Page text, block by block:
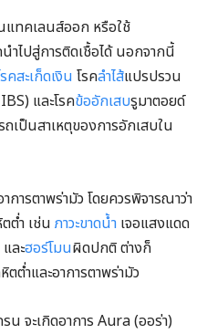
ทคเลนส์ออก หรือใช้
ำไปสู่การติดเชื้อได้ นอกจากนี้
คสะเก็ดเงิน โรคลำไส้แปรปรวน
และโรคข้ออักเสบรูมาตอยด์
ป็นสาเหตุของการอักเสบใน
การตาพร่ามัว โดยควรพิจารณาว่า
ต่ำ เช่น ภาวะขาดน้ำ เจอแสงแดด
ละฮอร์โมนผิดปกติ ต่างก็
ต่ำและอาการตาพร่ามัว
จะเกิดอาการ Aura (ออร่า)